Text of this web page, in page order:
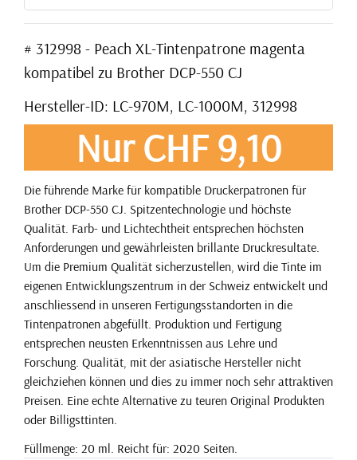
# 312998 - Peach XL-Tintenpatrone magenta
kompatibel zu Brother DCP-550 CJ
Hersteller-ID: LC-970M, LC-1000M, 312998
Nur CHF 9,10
Die führende Marke für kompatible Druckerpatronen für
Brother DCP-550 CJ. Spitzentechnologie und höchste
Qualität. Farb- und Lichtechtheit entsprechen höchsten
Anforderungen und gewährleisten brillante Druckresultate.
Um die Premium Qualität sicherzustellen, wird die Tinte im
eigenen Entwicklungszentrum in der Schweiz entwickelt und
anschliessend in unseren Fertigungsstandorten in die
Tintenpatronen abgefüllt. Produktion und Fertigung
entsprechen neusten Erkenntnissen aus Lehre und
Forschung. Qualität, mit der asiatische Hersteller nicht
gleichziehen können und dies zu immer noch sehr attraktiven
Preisen. Eine echte Alternative zu teuren Original Produkten
oder Billigsttinten.
Füllmenge: 20 ml. Reicht für: 2020 Seiten.